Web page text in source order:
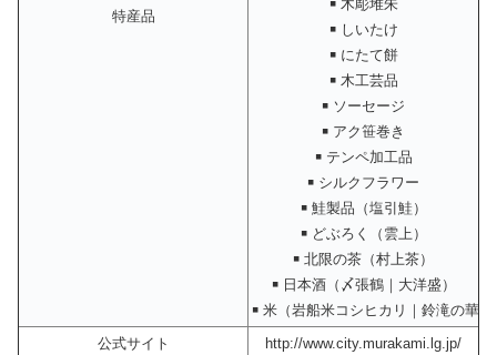
特産品
￭ 木彫堆朱
￭ しいたけ
￭ にたて餅
￭ 木工芸品
￭ ソーセージ
￭ アク笹巻き
￭ テンペ加工品
￭ シルクフラワー
￭ 鮭製品（塩引鮭）
￭ どぶろく（雲上）
￭ 北限の茶（村上茶）
￭ 日本酒（〆張鶴｜大洋盛）
￭ 米（岩船米コシヒカリ｜鈴滝の華）
公式サイト
http://www.city.murakami.lg.jp/